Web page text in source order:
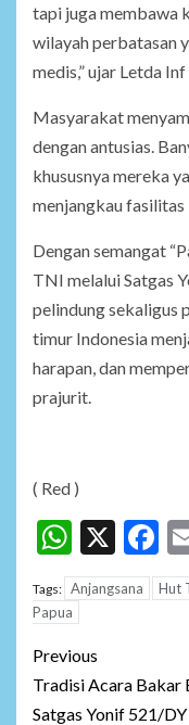
tapi juga membawa
wilayah perbatasan
medis,” ujar Letda Inf
Masyarakat
dengan antusias.
khususnya mereka
menjangkau fasilitas
Dengan semangat
TNI melalui Satgas
pelindung sekaligus
timur Indonesia
harapan, dan
prajurit.
( Red )
X
Tags: Anjangsana Hut
Papua
Post
navigation
Previous
Tradisi Acara Bakar
Satgas Yonif 521/